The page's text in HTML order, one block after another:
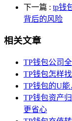
下一篇 : tp钱
背后的风险
相关文章
TP钱包公司
TP钱包怎样
TP钱包的U
TP钱包资产
更省心